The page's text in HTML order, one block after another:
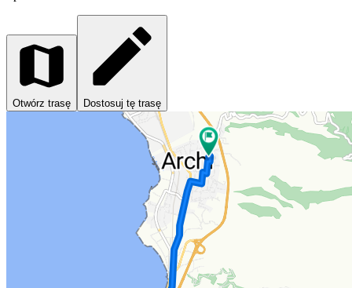
Otwórz trasę Dostosuj tę trasę